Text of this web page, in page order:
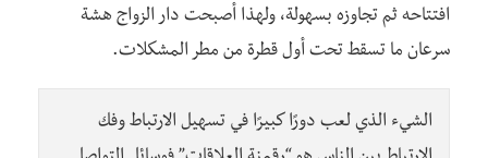
افتتاحه ثم تجاوزه بسهولة، ولهذا أصبحت دار الزواج هشة
سرعان ما تسقط تحت أول قطرة من مطر المشكلات.
الشيء الذي لعب دورًا كبيرًا في تسهيل الارتباط وفك